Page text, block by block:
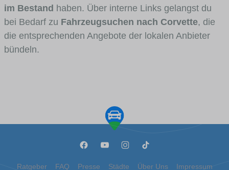
im Bestand haben. Über interne Links gelangst du
bei Bedarf zu Fahrzeugsuchen nach Corvette, die
die entsprechenden Angebote der lokalen Anbieter
bündeln.
Ratgeber FAQ Presse Städte Über Uns Impressum